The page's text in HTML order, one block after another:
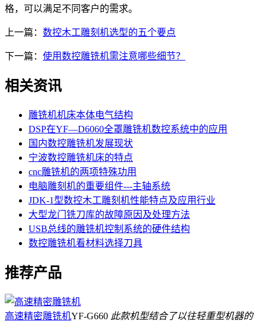
格，可以满足不同客户的需求。
上一篇： 数控木工雕刻机选型的五个要点
下一篇： 使用数控雕铣机需注意哪些细节？
相关资讯
雕铣机机床本体电气结构
DSP在YF—D6060全罩雕铣机数控系统中的应用
国内数控雕铣机发展现状
宁波数控雕铣机床的特点
cnc雕铣机的两项特殊功用
电脑雕刻机的重要组件---主轴系统
JDK-1型数控木工雕刻机性能特点及应用行业
大型龙门铣刀库的故障原因及处理方法
USB总线的雕铣机控制系统的硬件结构
数控雕铣机看材料选择刀具
推荐产品
高速精密雕铣机YF-G660 此款机型结合了以往轻重型机器的